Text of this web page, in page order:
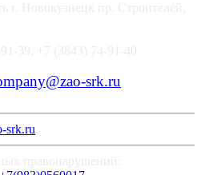
srk.ru
srk.ru